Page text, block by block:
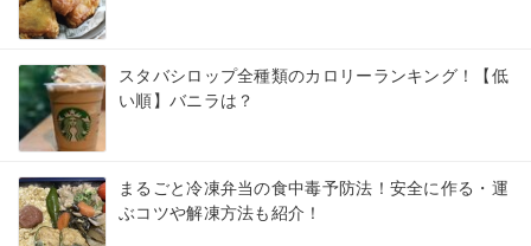
スタバシロップ全種類のカロリーランキング！【低
い順】バニラは？
まるごと冷凍弁当の食中毒予防法！安全に作る・運
ぶコツや解凍方法も紹介！